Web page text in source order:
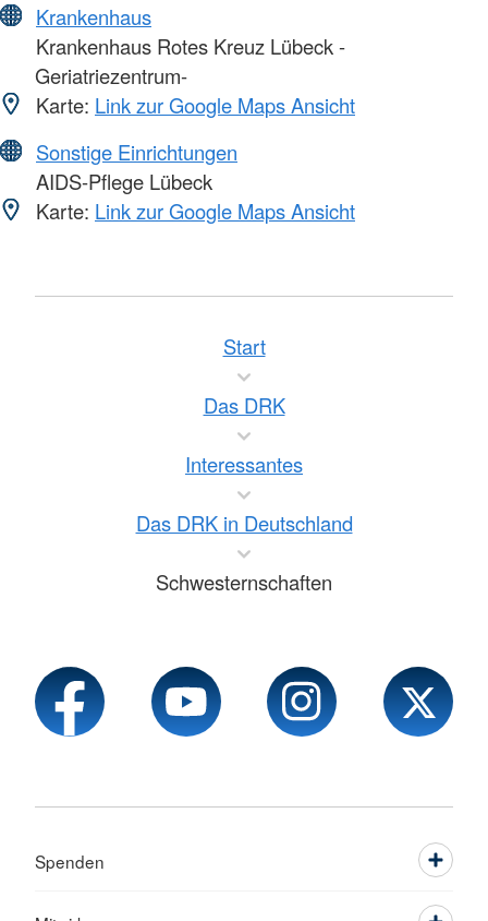
Krankenhaus
Krankenhaus Rotes Kreuz Lübeck -
Geriatriezentrum-
Karte: Link zur Google Maps Ansicht
Sonstige Einrichtungen
AIDS-Pflege Lübeck
Karte: Link zur Google Maps Ansicht
Start
Das DRK
Interessantes
Das DRK in Deutschland
Schwesternschaften
Spenden